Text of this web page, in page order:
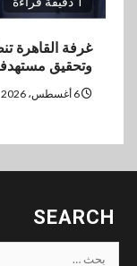
غرفة القاهرة
وتحقيق
SEARCH
البحث